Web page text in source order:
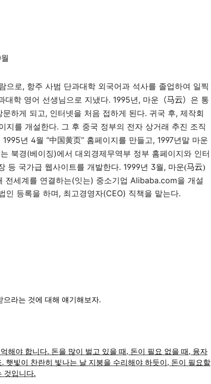
월
으로, 항주 사범 단과대학 외국어과 석사를 졸업하여 일찍
대학 영어 선생님으로 지냈다. 1995년 , 마운 （马云） 은 통
문하게 되고, 인터넷을 처음 접하게 된다. 귀국 후, 제작회
지를 개설한다. 그 후 중국 정부의 전자 상거래 추진 조직
1995년 4월 “中 国黄页” 홈페이지를 만들고, 1997년말 마운
북경(베이징)에서 대외경제무역부 정부 홈페이지와 인터
등 국가급 웹사이트를 개발한다. 1999년 3월, 마운(马云)
전세계를 연결하는(잇는) 중소기업 Alibaba.com을 개설
인 등록을 하며, 최고경영자(CEO) 직책을 맡는다.
으라는 것에 대해 얘기해보자.
해야 합니다. 돈을 많이 벌고 있을 때 , 돈이 필요 없을 때 , 융자
. 햇빛이 찬란히 빛나는 날 지붕을 수리해야 하듯이 , 돈이 필요할
것입니다.